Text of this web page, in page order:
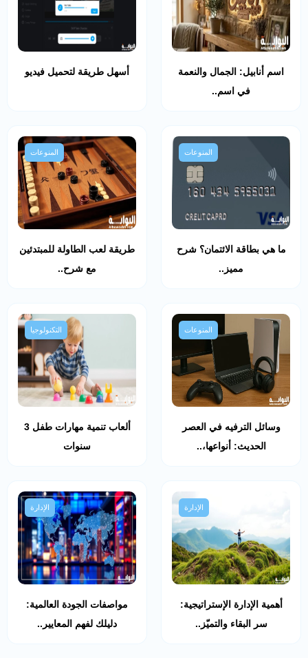
اسم أنابيل: الجمال والنعمة
في اسم..
أسهل طريقة لتحميل فيديو
المنوعات
ما هي بطاقة الائتمان؟ شرح
مميز..
المنوعات
طريقة لعب الطاولة للمبتدئين
مع شرح..
المنوعات
وسائل الترفيه في العصر
الحديث: أنواعها،..
التكنولوجيا
ألعاب تنمية مهارات طفل 3
سنوات
الإدارة
أهمية الإدارة الإستراتيجية:
سر البقاء والتميّز..
الإدارة
مواصفات الجودة العالمية:
دليلك لفهم المعايير..